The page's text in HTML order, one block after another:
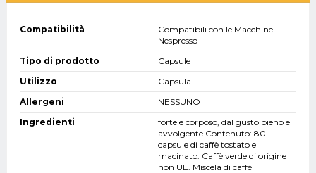
Compatibilità
Compatibili con le Macchine
Nespresso
Tipo di prodotto
Capsule
Utilizzo
Capsula
Allergeni
NESSUNO
Ingredienti
forte e corposo, dal gusto pieno e
avvolgente Contenuto: 80
capsule di caffè tostato e
macinato. Caffè verde di origine
non UE. Miscela di caffè